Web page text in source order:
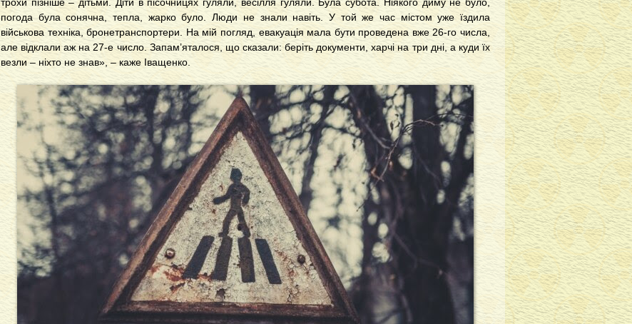
трохи пізніше – дітьми. Діти в пісочницях гуляли, весілля гуляли. Була субота. Ніякого диму не було,
погода була сонячна, тепла, жарко було. Люди не знали навіть. У той же час містом уже їздила
військова техніка, бронетранспортери. На мій погляд, евакуація мала бути проведена вже 26-го числа,
але відклали аж на 27-е число. Запам’яталося, що сказали: беріть документи, харчі на три дні, а куди їх
везли – ніхто не знав», – каже Іващенко.